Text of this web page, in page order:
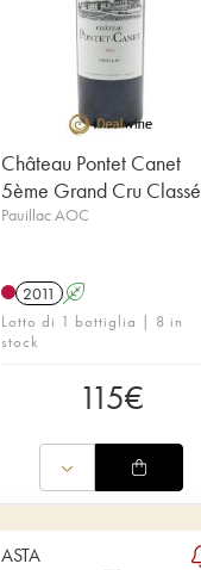
Château Pontet Canet
5ème Grand Cru Classé
Pauillac AOC
2011 A
Lotto di 1 bottiglia | 8 in
stock
115€
ASTA